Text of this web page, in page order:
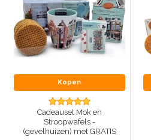
Kopen
Cadeauset Mok en
Stroopwafels -
(gevelhuizen) met GRATIS